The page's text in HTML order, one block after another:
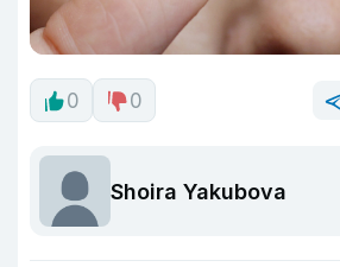
0 0
Shoira Yakubova